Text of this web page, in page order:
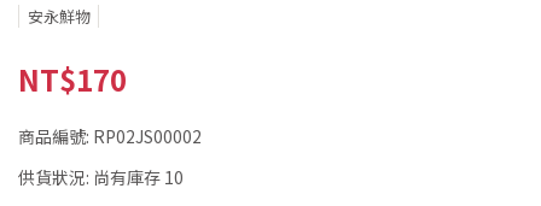
安永鮮物
NT$170
商品編號: RP02JS00002
供貨狀況: 尚有庫存 10